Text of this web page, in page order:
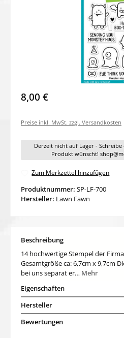
8,00 €
Preise inkl. MwSt. zzgl. Versandkosten
Derzeit nicht auf Lager -
Produkt wünscht!
Zum Merkzettel hinzufügen
Produktnummer: SP-LF-700
Hersteller: Lawn Fawn
Beschreibung
14 hochwertige Stempel der
Gesamtgröße ca: 6,7cm x 9,7cm
bei uns separat er… Mehr
Eigenschaften
Hersteller
Bewertungen